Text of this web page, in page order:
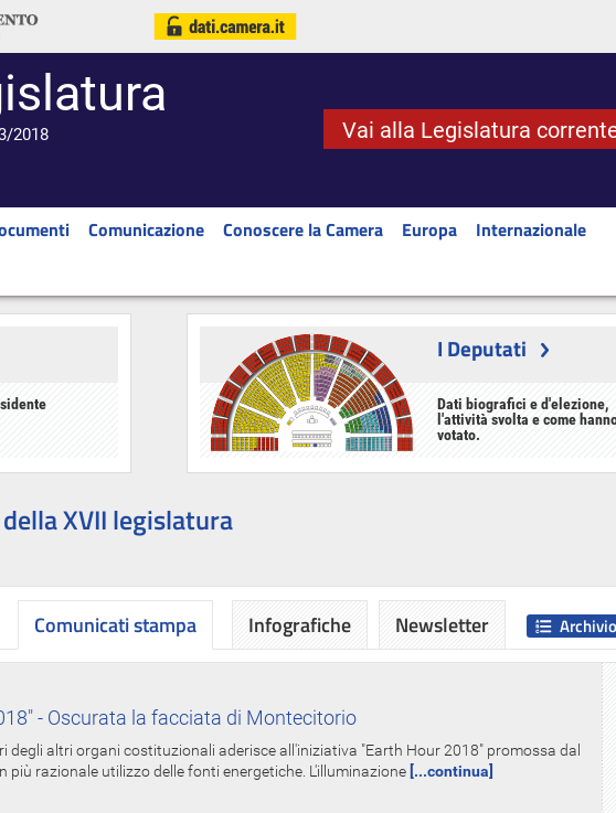
2018 Vai alla Legislatura
Comunicazione Conoscere la Camera Europa
Internazionale
I Deputati
Dati biografici e d'elezione,
l'attività svolta e come
votato.
XVII legislatura
Comunicati stampa
- Oscurata la facciata di Montecitorio
degli altri organi costituzionali aderisce all'iniziativa "Earth Hour 2018" promossa dal
più razionale utilizzo delle fonti energetiche. L'illuminazione [...continua]
Infografiche Newsletter